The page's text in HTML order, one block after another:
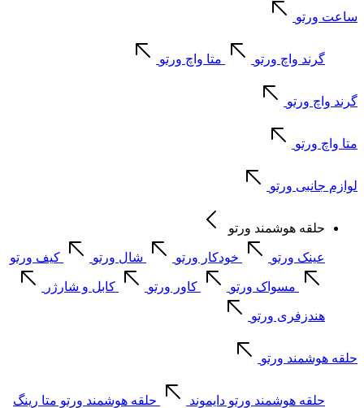
ساعت ورتو
گرند واچ ورتو متا واچ ورتو
گرند واچ ورتو
متا واچ ورتو
لوازم جانبی ورتو
حلقه هوشمند ورتو
عینک ورتو خودکار ورتو شال ورتو کیف ورتو
مسواک ورتو کاور ورتو کابل و شارژر
هندزفری ورتو
حلقه هوشمند ورتو
حلقه هوشمند ورتو دایموند حلقه هوشمند ورتو متا رینگ